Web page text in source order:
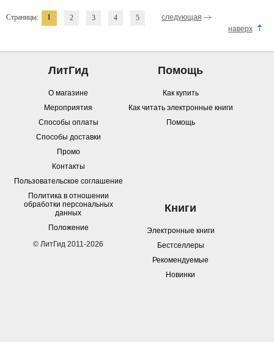
Страницы: 1 2 3 4 5
следующая
наверх
ЛитГид
О магазине
Мероприятия
Способы оплаты
Способы доставки
Промо
Контакты
Пользовательское соглашение
Политика в отношении
обработки персональных
данных
Положение
© ЛитГид 2011-2026
Помощь
Как купить
Как читать электронные книги
Помощь
Книги
Электронные книги
Бестселлеры
Рекомендуемые
Новинки